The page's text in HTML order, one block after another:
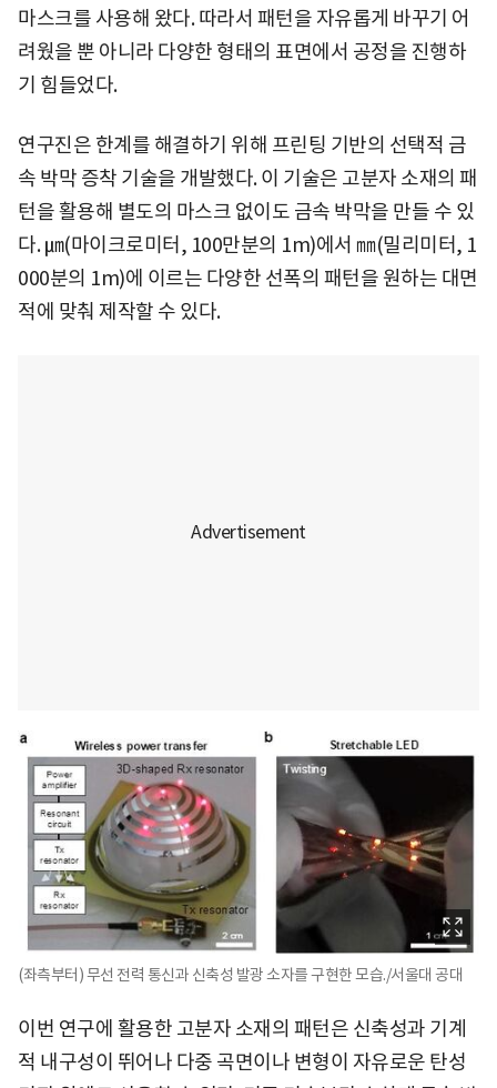
마스크를 사용해 왔다. 따라서 패턴을 자유롭게 바꾸기 어
려웠을 뿐 아니라 다양한 형태의 표면에서 공정을 진행하
기 힘들었다.
연구진은 한계를 해결하기 위해 프린팅 기반의 선택적 금
속 박막 증착 기술을 개발했다. 이 기술은 고분자 소재의 패
턴을 활용해 별도의 마스크 없이도 금속 박막을 만들 수 있
다. ㎛(마이크로미터, 100만분의 1m)에서 ㎜(밀리미터, 1
000분의 1m)에 이르는 다양한 선폭의 패턴을 원하는 대면
적에 맞춰 제작할 수 있다.
(좌측부터) 무선 전력 통신과 신축성 발광 소자를 구현한 모습./서울대 공대
이번 연구에 활용한 고분자 소재의 패턴은 신축성과 기계
적 내구성이 뛰어나 다중 곡면이나 변형이 자유로운 탄성